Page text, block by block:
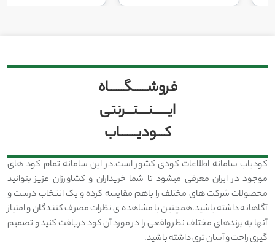
فروشــــــگــــــاه
ایــــــنــــتـــرنتی
کـــودیـــــــاب
کودیاب سامانه اطلاعات کودی کشور است.در این سامانه تمام کود های
موجود در ایران معرفی میشود تا شما خریداران و کشاورزان عزیز بتوانید
محصولات شرکت های مختلف را باهم مقایسه کرده و یک انتخاب درست و
آگاهانه داشته باشید.همچنین با مشاهده ی نظرات مصرف کنندگان و امتیاز
آنها به برندهای مختلف نظر واقعی را در مورد آن کود دریافت کنید و تصمیم
گیری راحت و آسان تری داشته باشید.